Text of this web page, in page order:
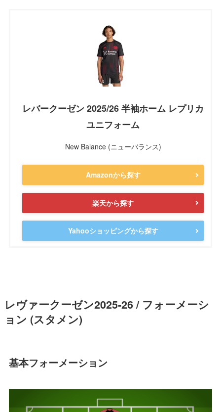
レバークーゼン 2025/26 半袖ホーム レプリカ
ユニフォーム
New Balance (ニューバランス)
Amazonから探す
楽天から探す
Yahooショッピングから探す
レヴァークーゼン2025-26 / フォーメーシ
ョン (スタメン)
基本フォーメーション